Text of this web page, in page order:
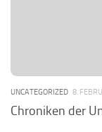
UNCATEGORIZED 8.
Chroniken der